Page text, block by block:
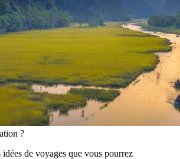
?
de voyages que vous pourrez